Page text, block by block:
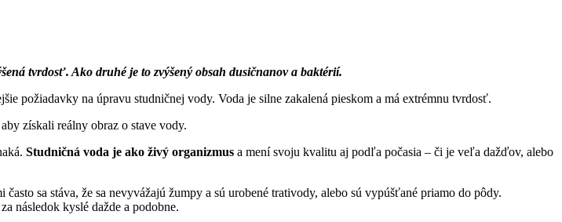
tvrdosť. Ako druhé je to zvýšený obsah dusičnanov a baktérií.
požiadavky na úpravu studničnej vody. Voda je silne zakalená pieskom a má extrémnu tvrdosť.
aby získali reálny obraz o stave vody.
Studničná voda je ako živý organizmus a mení svoju kvalitu aj podľa počasia – či je veľa dažďov, alebo
často sa stáva, že sa nevyvážajú žumpy a sú urobené trativody, alebo sú vypúšťané priamo do pôdy.
následok kyslé dažde a podobne.